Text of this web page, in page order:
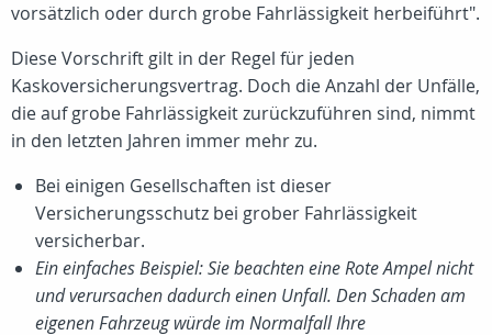
vorsätzlich oder durch grobe Fahrlässigkeit herbeiführt".
Diese Vorschrift gilt in der Regel für jeden
Kaskoversicherungsvertrag. Doch die Anzahl der Unfälle,
die auf grobe Fahrlässigkeit zurückzuführen sind, nimmt
in den letzten Jahren immer mehr zu.
Bei einigen Gesellschaften ist dieser
Versicherungsschutz bei grober Fahrlässigkeit
versicherbar.
Ein einfaches Beispiel: Sie beachten eine Rote Ampel nicht
und verursachen dadurch einen Unfall. Den Schaden am
eigenen Fahrzeug würde im Normalfall Ihre